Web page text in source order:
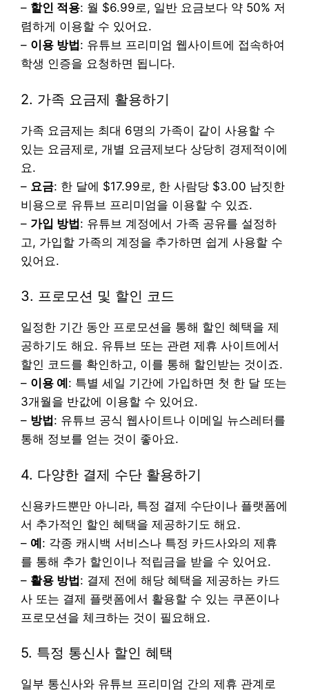
– 할인 적용: 월 $6.99로, 일반 요금보다 약 50% 저
렴하게 이용할 수 있어요.
– 이용 방법 : 유튜브 프리미엄 웹사이트에 접속하여
학생 인증을 요청하면 됩니다.
2. 가족 요금제 활용하기
가족 요금제는 최대 6명의 가족이 같이 사용할 수
있는 요금제로, 개별 요금제보다 상당히 경제적이에
요.
– 요금: 한 달에 $17.99로, 한 사람당 $3.00 남짓한
비용으로 유튜브 프리미엄을 이용할 수 있죠.
– 가입 방법: 유튜브 계정에서 가족 공유를 설정하
고, 가입할 가족의 계정을 추가하면 쉽게 사용할 수
있어요.
3. 프로모션 및 할인 코드
일정한 기간 동안 프로모션을 통해 할인 혜택을 제
공하기도 해요. 유튜브 또는 관련 제휴 사이트에서
할인 코드를 확인하고, 이를 통해 할인받는 것이죠.
– 이용 예 : 특별 세일 기간에 가입하면 첫 한 달 또는
3개월을 반값에 이용할 수 있어요.
– 방법 : 유튜브 공식 웹사이트나 이메일 뉴스레터를
통해 정보를 얻는 것이 좋아요.
4. 다양한 결제 수단 활용하기
신용카드뿐만 아니라, 특정 결제 수단이나 플랫폼에
서 추가적인 할인 혜택을 제공하기도 해요.
– 예: 각종 캐시백 서비스나 특정 카드사와의 제휴
를 통해 추가 할인이나 적립금을 받을 수 있어요.
– 활용 방법: 결제 전에 해당 혜택을 제공하는 카드
사 또는 결제 플랫폼에서 활용할 수 있는 쿠폰이나
프로모션을 체크하는 것이 필요해요.
5. 특정 통신사 할인 혜택
일부 통신사와 유튜브 프리미엄 간의 제휴 관계로